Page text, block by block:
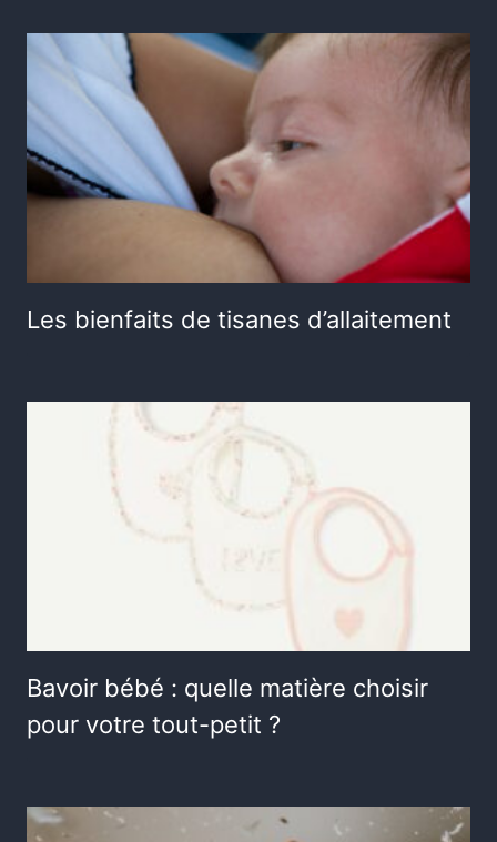
Les bienfaits de tisanes d’allaitement
Bavoir bébé : quelle matière choisir
pour votre tout-petit ?